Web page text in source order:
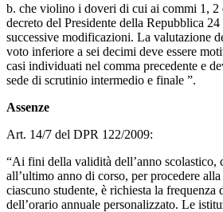
b. che violino i doveri di cui ai commi 1, 2
decreto del Presidente della Repubblica
successive modificazioni. La valutazione
voto inferiore a sei decimi deve essere
casi individuati nel comma precedente e
sede di scrutinio intermedio e finale ”.
Assenze
Art. 14/7 del DPR 122/2009:
“Ai fini della validità dell’anno scolastico,
all’ultimo anno di corso, per procedere
ciascuno studente, è richiesta la frequenza
dell’orario annuale personalizzato. Le